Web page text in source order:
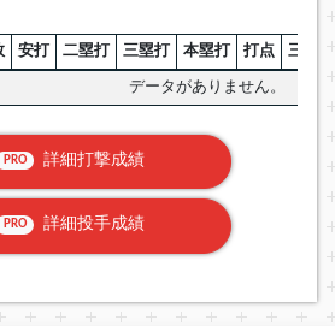
安打 二塁打 三塁打 本塁打 打点 三振
データがありません。
PRO 詳細打撃成績
PRO 詳細投手成績